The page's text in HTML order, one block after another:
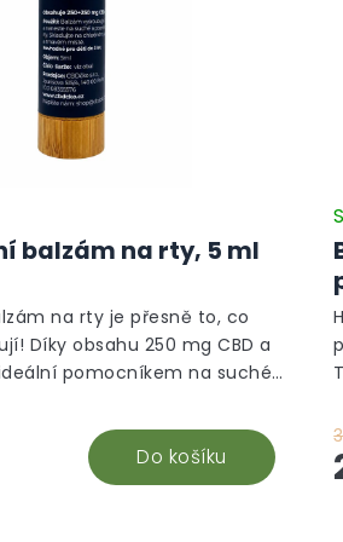
balzám na rty, 5 ml
Do košíku
na rty je přesně to, co
Díky obsahu 250 mg CBD a
pomocníkem na suché,
republice a obsahuje
propolis a slunečnicový
hloubkovou hydrataci,